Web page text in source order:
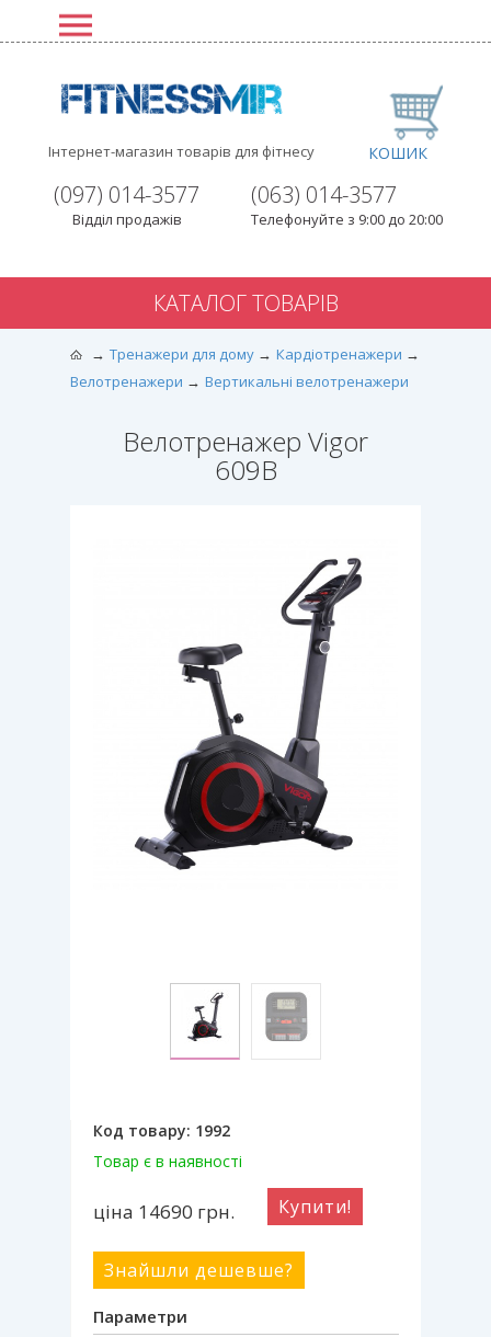
Інтернет-магазин товарів для фітнесу
(063) 014-3577
Телефонуйте з 9:00 до 20:00
(097) 014-3577
Відділ продажів
КОШИК
КАТАЛОГ ТОВАРІВ
Тренажери для дому
Кардіотренажери
Велотренажери
Вертикальні велотренажери
Велотренажер Vigor
609B
Код товару: 1992
Товар є в наявності
ціна 14690 грн. Купити!
Знайшли дешевше?
Параметри